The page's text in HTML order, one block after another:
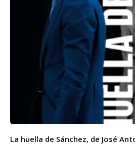
La huella de Sánchez, de José